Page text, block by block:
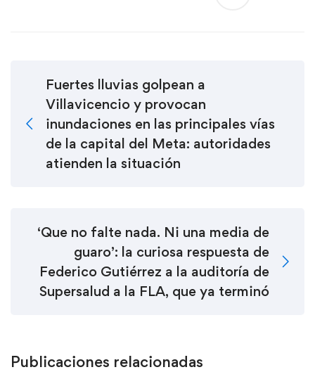
Fuertes lluvias golpean a
Villavicencio y provocan
inundaciones en las principales vías
de la capital del Meta: autoridades
atienden la situación
‘Que no falte nada. Ni una media de
guaro’: la curiosa respuesta de
Federico Gutiérrez a la auditoría de
Supersalud a la FLA, que ya terminó
Publicaciones relacionadas